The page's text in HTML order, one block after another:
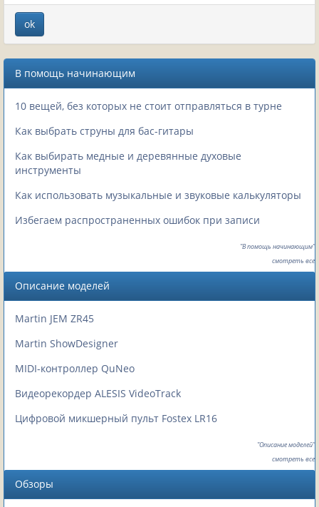
В помощь начинающим
10 вещей, без которых не стоит отправляться в турне
Как выбрать струны для бас-гитары
Как выбирать медные и деревянные духовые
инструменты
Как использовать музыкальные и звуковые калькуляторы
Избегаем распространенных ошибок при записи
"В помощь начинающим"
смотреть все
Описание моделей
Martin JEM ZR45
Martin ShowDesigner
MIDI-контроллер QuNeo
Видеорекордер ALESIS VideoTrack
Цифровой микшерный пульт Fostex LR16
"Описание моделей"
смотреть все
Обзоры